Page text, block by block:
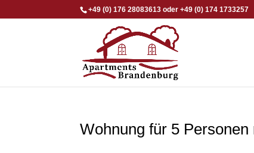
+49 (0) 176 28083613 oder +49 (0) 174 1733257
Wohnung für 5